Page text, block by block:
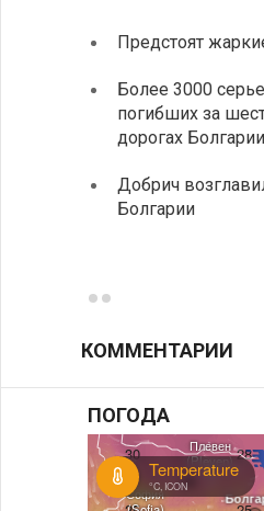
Предстоят
Более 3000
погибших за
дорогах Болгарии
Добрич
Болгарии
КОММЕНТАРИИ
ПОГОДА